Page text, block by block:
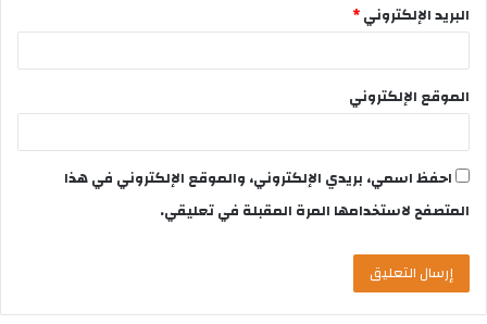
البريد الإلكتروني*
الموقع الإلكتروني
احفظ اسمي، بريدي الإلكتروني، والموقع الإلكتروني في هذا
المتصفح لاستخدامها المرة المقبلة في تعليقي.